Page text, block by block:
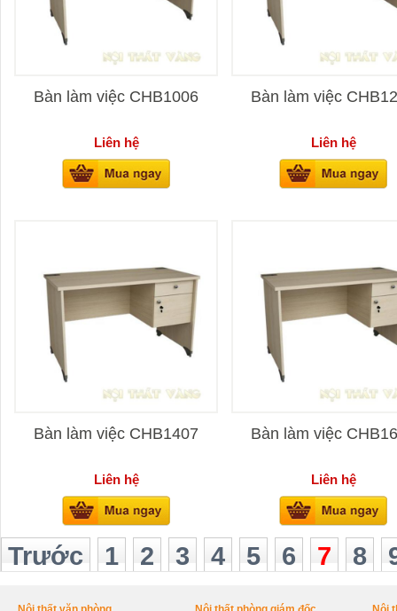
Bàn làm việc CHB1006
Liên hệ
Bàn làm việc
Liên hệ
Bàn làm việc CHB1407
Liên hệ
Bàn làm việc
Liên hệ
Trước 1 2 3 4 5 6 7 8